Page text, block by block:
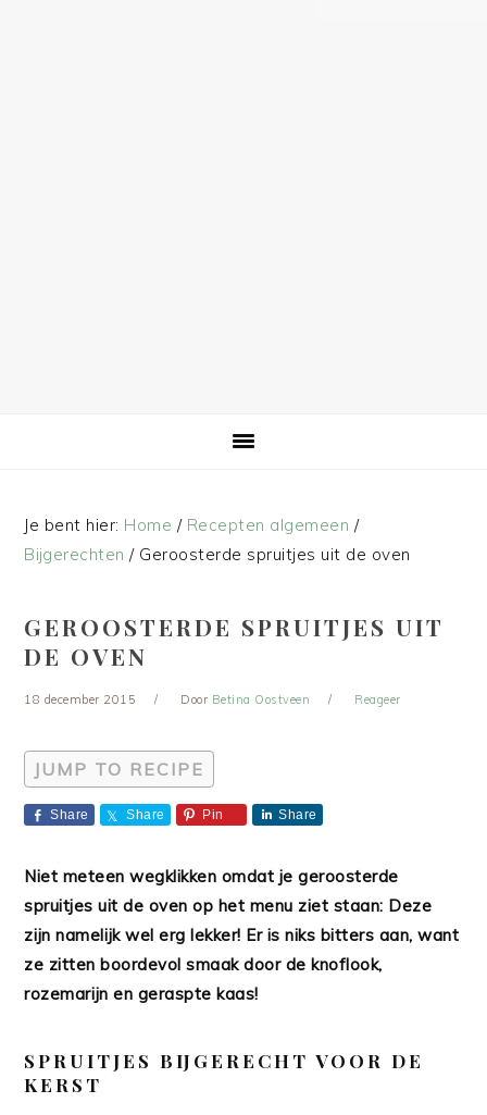
Je bent hier: Home / Recepten algemeen /
Bijgerechten /Geroosterde spruitjes uit de oven
GEROOSTERDE SPRUITJES UIT
DE OVEN
18 december 2015 Door Betina Oostveen Reageer
JUMP TO RECIPE
Share Share Pin Share
Niet meteen wegklikken omdat je geroosterde
spruitjes uit de oven op het menu ziet staan: Deze
zijn namelijk wel erg lekker! Er is niks bitters aan, want
ze zitten boordevol smaak door de knoflook,
rozemarijn en geraspte kaas!
SPRUITJES BIJGERECHT VOOR DE
KERST